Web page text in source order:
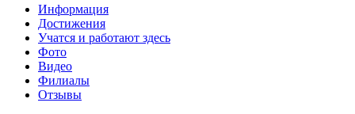
Информация
Достижения
Учатся и работают здесь
Фото
Видео
Филиалы
Отзывы